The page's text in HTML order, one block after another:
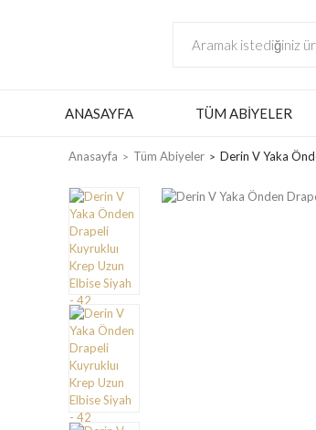
ANASAYFA TÜM ABIYELER
Anasayfa Tüm Abiyeler Derin V Yaka